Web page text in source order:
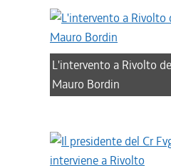
L'intervento a Rivolto
Mauro Bordin